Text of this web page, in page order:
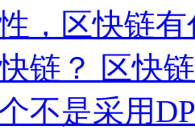
，区快链
链？ 区快
不是采用